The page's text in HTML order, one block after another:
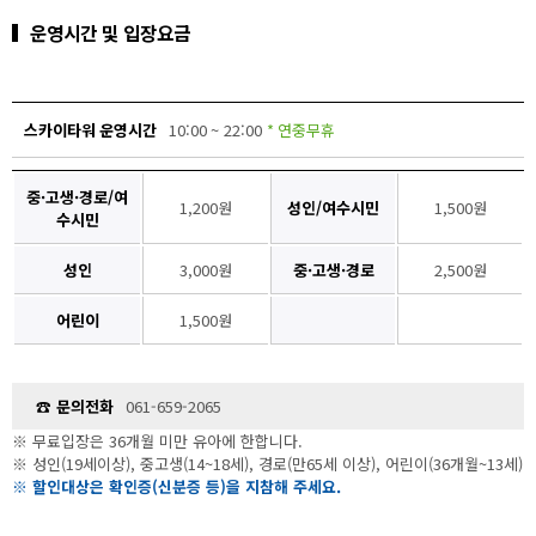
운영시간 및 입장요금
스카이타워 운영시간 10:00 ~ 22:00 * 연중무휴
중·고생·경로/여
수시민
1,200원 성인/여수시민 1,500원
성인 3,000원 중·고생·경로 2,500원
어린이 1,500원
☎ 문의전화 061-659-2065
※ 무료입장은 36개월 미만 유아에 한합니다.
※ 성인(19세이상), 중고생(14~18세), 경로(만65세 이상), 어린이(36개월~13세)
※ 할인대상은 확인증(신분증 등)을 지참해 주세요.